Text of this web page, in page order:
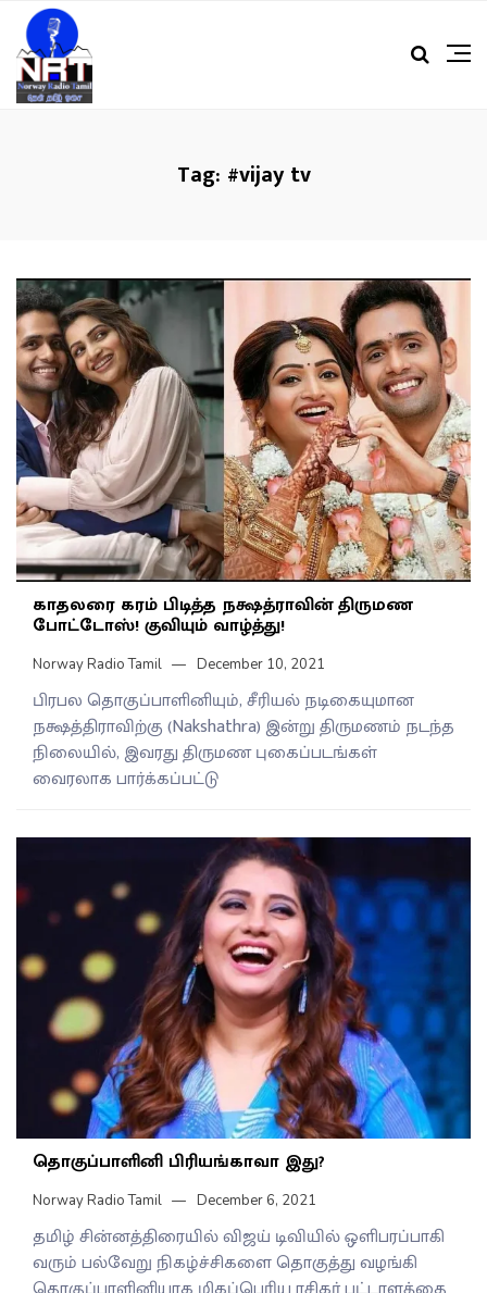
Tag: #vijay tv
காதலரை கரம் பிடித்த நக்ஷத்ராவின் திருமண
போட்டோஸ்! குவியும் வாழ்த்து!
Norway Radio Tamil December 10, 2021
பிரபல தொகுப்பாளினியும், சீரியல் நடிகையுமான
நக்ஷத்திராவிற்கு (Nakshathra) இன்று திருமணம் நடந்த
நிலையில், இவரது திருமண புகைப்படங்கள்
வைரலாக பார்க்கப்பட்டு
தொகுப்பாளினி பிரியங்காவா இது?
Norway Radio Tamil December 6, 2021
தமிழ் சின்னத்திரையில் விஜய் டிவியில் ஒளிபரப்பாகி
வரும் பல்வேறு நிகழ்ச்சிகளை தொகுத்து வழங்கி